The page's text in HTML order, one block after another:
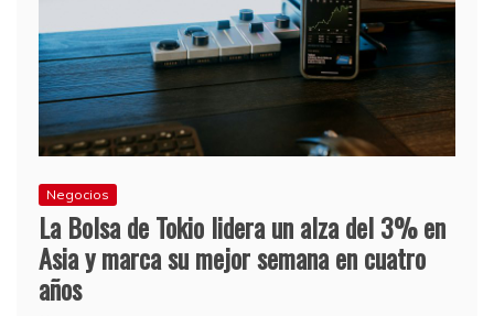
Negocios
La Bolsa de Tokio lidera un alza del 3% en
Asia y marca su mejor semana en cuatro
años